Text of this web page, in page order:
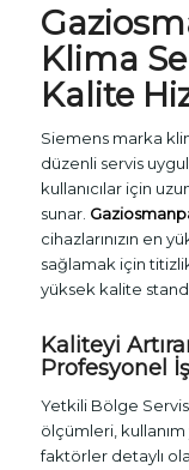
Klima
Kalite
Siemens marka
düzenli servis
kullanıcılar için
sunar.
cihazlarınızın en
sağlamak için
yüksek kalite
Kaliteyi
Profesyonel
Yetkili Bölge
ölçümleri,
faktörler detaylı